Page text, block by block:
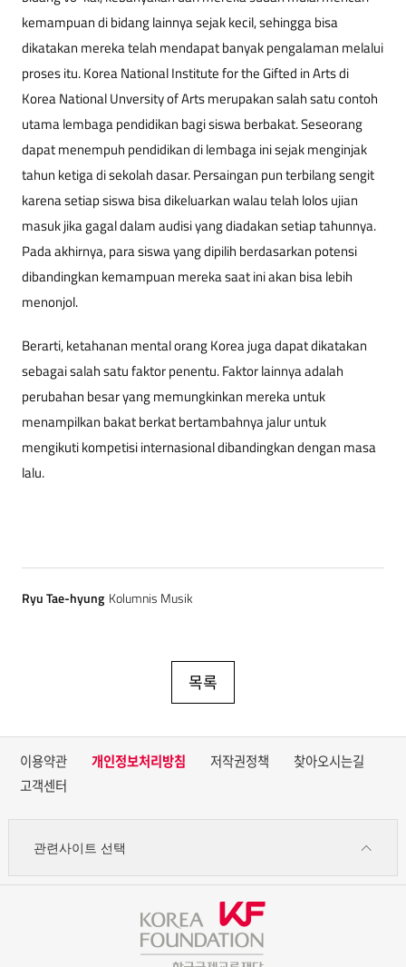
kemampuan di bidang lainnya sejak kecil, sehingga bisa
dikatakan mereka telah mendapat banyak pengalaman melalui
proses itu. Korea National Institute for the Gifted in Arts di
Korea National Unversity of Arts merupakan salah satu contoh
utama lembaga pendidikan bagi siswa berbakat. Seseorang
dapat menempuh pendidikan di lembaga ini sejak menginjak
tahun ketiga di sekolah dasar. Persaingan pun terbilang sengit
karena setiap siswa bisa dikeluarkan walau telah lolos ujian
masuk jika gagal dalam audisi yang diadakan setiap tahunnya.
Pada akhirnya, para siswa yang dipilih berdasarkan potensi
dibandingkan kemampuan mereka saat ini akan bisa lebih
menonjol.
Berarti, ketahanan mental orang Korea juga dapat dikatakan
sebagai salah satu faktor penentu. Faktor lainnya adalah
perubahan besar yang memungkinkan mereka untuk
menampilkan bakat berkat bertambahnya jalur untuk
mengikuti kompetisi internasional dibandingkan dengan masa
lalu.
Ryu Tae-hyung Kolumnis Musik
목록
이용약관 개인정보처리방침 저작권정책
찾아오시는길
고객센터
관련사이트 선택